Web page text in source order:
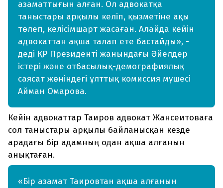
азаматтығын алған. Ол адвокатқа
таныстары арқылы келіп, қызметіне ақы
төлеп, келісімшарт жасаған. Алайда кейін
адвокаттан ақша талап ете бастайды», -
деді ҚР Президенті жанындағы Әйелдер
істері және отбасылық-демографиялық
саясат жөніндегі ұлттық комиссия мүшесі
Айман Омарова.
Кейін адвокаттар Таиров адвокат Жансеитоваға
сол таныстары арқылы байланысқан кезде
арадағы бір адамның одан ақша алғанын
анықтаған.
«Бір азамат Таировтан ақша алғанын